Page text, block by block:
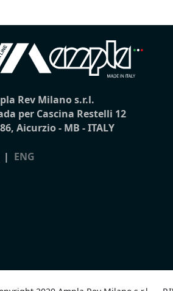
Rev Milano s.r.l.
per Cascina Restelli 12
Aicurzio - MB - ITALY
| ENG